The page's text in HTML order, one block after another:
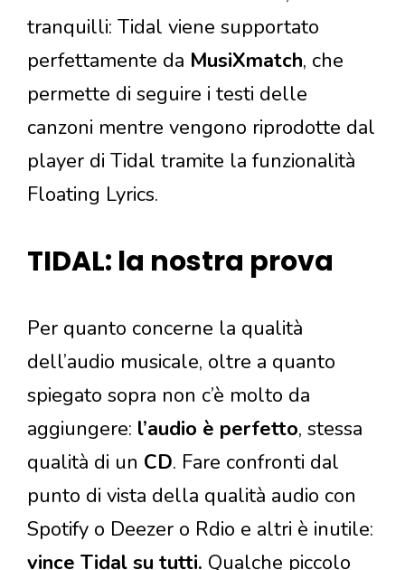
tranquilli: Tidal viene supportato
perfettamente da MusiXmatch, che
permette di seguire i testi delle
canzoni mentre vengono riprodotte dal
player di Tidal tramite la funzionalità
Floating Lyrics.
TIDAL: la nostra prova
Per quanto concerne la qualità
dell’audio musicale, oltre a quanto
spiegato sopra non c’è molto da
aggiungere: l’audio è perfetto, stessa
qualità di un CD. Fare confronti dal
punto di vista della qualità audio con
Spotify o Deezer o Rdio e altri è inutile:
vince Tidal su tutti. Qualche piccolo